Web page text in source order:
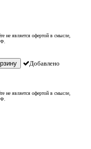
не является офертой в смысле,
Добавлено
не является офертой в смысле,